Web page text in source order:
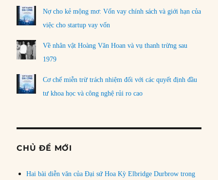
Nợ cho kẻ mộng mơ: Vốn vay chính sách và giới hạn của
việc cho startup vay vốn
Về nhân vật Hoàng Văn Hoan và vụ thanh trừng sau
1979
Cơ chế miễn trừ trách nhiệm đối với các quyết định đầu
tư khoa học và công nghệ rủi ro cao
CHỦ ĐỀ MỚI
Hai bài diễn văn của Đại sứ Hoa Kỳ Elbridge Durbrow trong